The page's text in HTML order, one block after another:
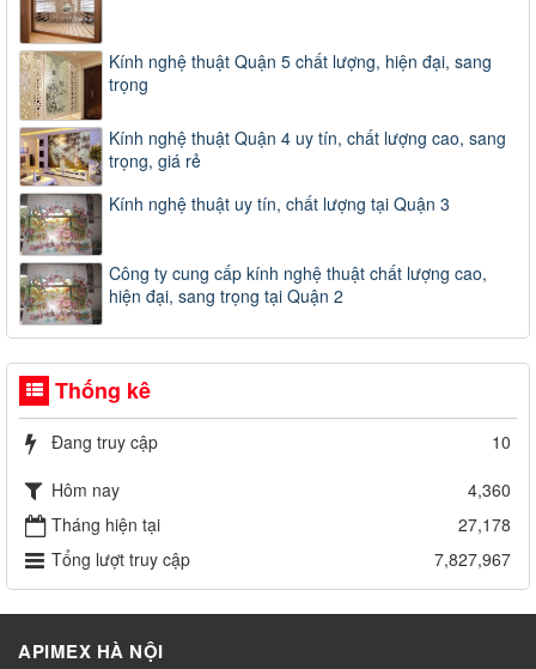
Kính nghệ thuật Quận 5 chất lượng, hiện đại, sang
trọng
Kính nghệ thuật Quận 4 uy tín, chất lượng cao, sang
trọng, giá rẻ
Kính nghệ thuật uy tín, chất lượng tại Quận 3
Công ty cung cấp kính nghệ thuật chất lượng cao,
hiện đại, sang trọng tại Quận 2
Thống kê
Đang truy cập
10
Hôm nay
4,360
Tháng hiện tại
27,178
Tổng lượt truy cập
7,827,967
APIMEX HÀ NỘI